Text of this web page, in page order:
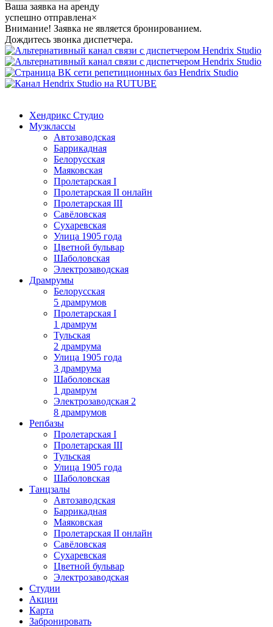
Ваша заявка на аренду
успешно отправлена×
Внимание! Заявка не является бронированием.
Дождитесь звонка диспетчера.
Хендрикс Студио
Музклассы
Автозаводская
Баррикадная
Белорусская
Маяковская
Пролетарская I
Пролетарская II онлайн
Пролетарская III
Савёловская
Сухаревская
Улица 1905 года
Цветной бульвар
Шаболовская
Электрозаводская
Драмрумы
Белорусская
5 драмрумов
Пролетарская I
1 драмрум
Тульская
2 драмрума
Улица 1905 года
3 драмрума
Шаболовская
1 драмрум
Электрозаводская 2
8 драмрумов
Репбазы
Пролетарская I
Пролетарская III
Тульская
Улица 1905 года
Шаболовская
Танцзалы
Автозаводская
Баррикадная
Маяковская
Пролетарская II онлайн
Савёловская
Сухаревская
Цветной бульвар
Электрозаводская
Студии
Акции
Карта
Забронировать